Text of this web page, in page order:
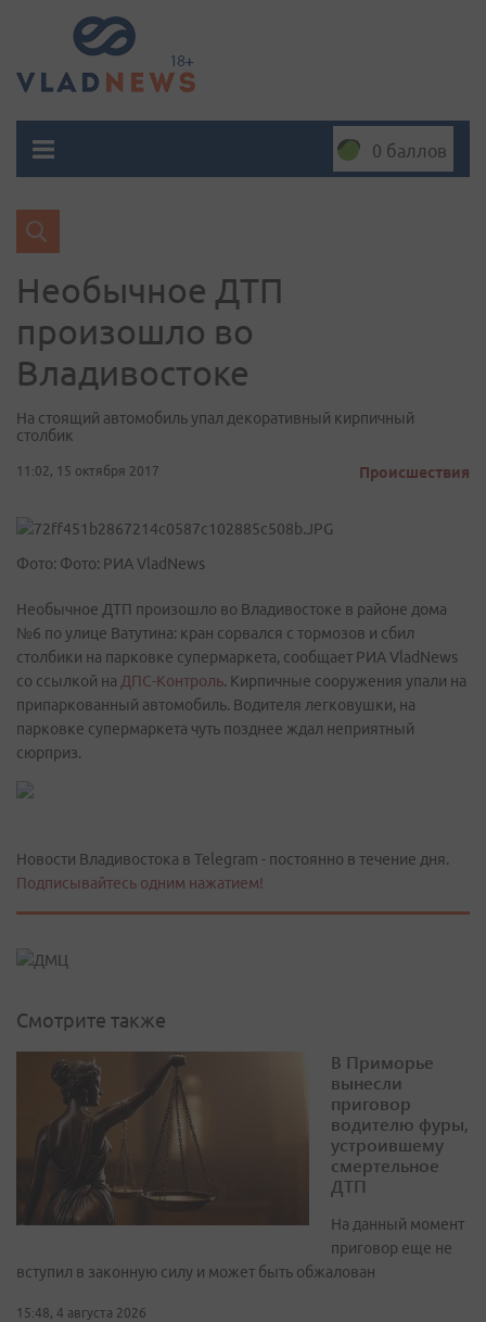
0 баллов
Необычное ДТП
произошло во
Владивостоке
На стоящий автомобиль упал декоративный кирпичный
столбик
11:02, 15 октября 2017 Происшествия
Фото: Фото: РИА VladNews
Необычное ДТП произошло во Владивостоке в районе дома
№6 по улице Ватутина: кран сорвался с тормозов и сбил
столбики на парковке супермаркета, сообщает РИА VladNews
со ссылкой на ДПС-Контроль. Кирпичные сооружения упали на
припаркованный автомобиль. Водителя легковушки, на
парковке супермаркета чуть позднее ждал неприятный
сюрприз.
Новости Владивостока в Telegram - постоянно в течение дня.
Подписывайтесь одним нажатием!
Смотрите также
В Приморье
вынесли
приговор
водителю фуры,
устроившему
смертельное
ДТП
На данный момент
приговор еще не
вступил в законную силу и может быть обжалован
15:48, 4 августа 2026